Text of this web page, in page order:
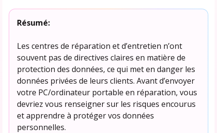
Résumé:
Les centres de réparation et d’entretien n’ont
souvent pas de directives claires en matière de
protection des données, ce qui met en danger les
données privées de leurs clients. Avant d’envoyer
votre PC/ordinateur portable en réparation, vous
devriez vous renseigner sur les risques encourus
et apprendre à protéger vos données
personnelles.